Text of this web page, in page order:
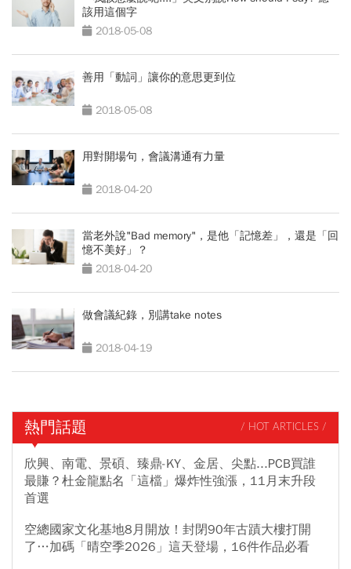
該用這個字
2018-05-08
善用「動詞」讓你的意思更到位
2018-05-08
用對開場句，會議溝通有力量
2018-04-20
當老外說"Bad memory"，是他「記憶差」，還是「回
憶不美好」？
2018-04-20
做會議紀錄，別講take notes
2018-04-19
熱門話題 / HOT ARTICLES /
欣興、南電、景碩、臻鼎-KY、金居、尖點...PCB買誰
最賺？杜金龍點名「這檔」爆炸性強漲，11月末升段
首選
空總國家文化基地8月開放！封閉90年古蹟大樓打開
了…加碼「晴空季2026」這天登場，16件作品必看